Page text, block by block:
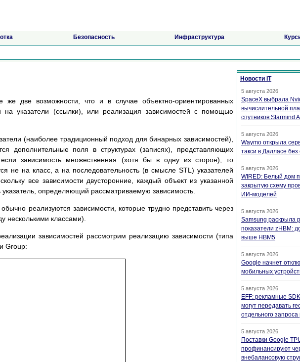
Безопасность Инфраструктура
же две возможности, что и в случае объектно-ориентированных
на указатели (ссылки), или реализация зависимостей с помощью
(наиболее традиционный подход для бинарных зависимостей),
дополнительные поля в структурах (записях), представляющих
зависимость множественная (хотя бы в одну из сторон), то
не на класс, а на последовательность (в смысле STL) указателей
все зависимости двусторонние, каждый объект из указанной
определяющий рассматриваемую зависимость.
реализуются зависимости, которые трудно представить через
несколькими классами).
зависимостей рассмотрим реализацию зависимости (типа
Group:
Новости IT
5 августа 2026
SpaceX выбрала
вычислительной
спутников Starmind
5 августа 2026
Waymo открыла
такси в Далласе
5 августа 2026
WIRED: Белый дом
закрытую схему
ИИ-моделей
5 августа 2026
Samsung раскрыла
показатели zHBM:
выше HBM5
5 августа 2026
Google начнет
мобильных
5 августа 2026
EFF: рекламные
могут передавать
отдельного
5 августа 2026
Поставки Google
профинансируют
внебалансовую